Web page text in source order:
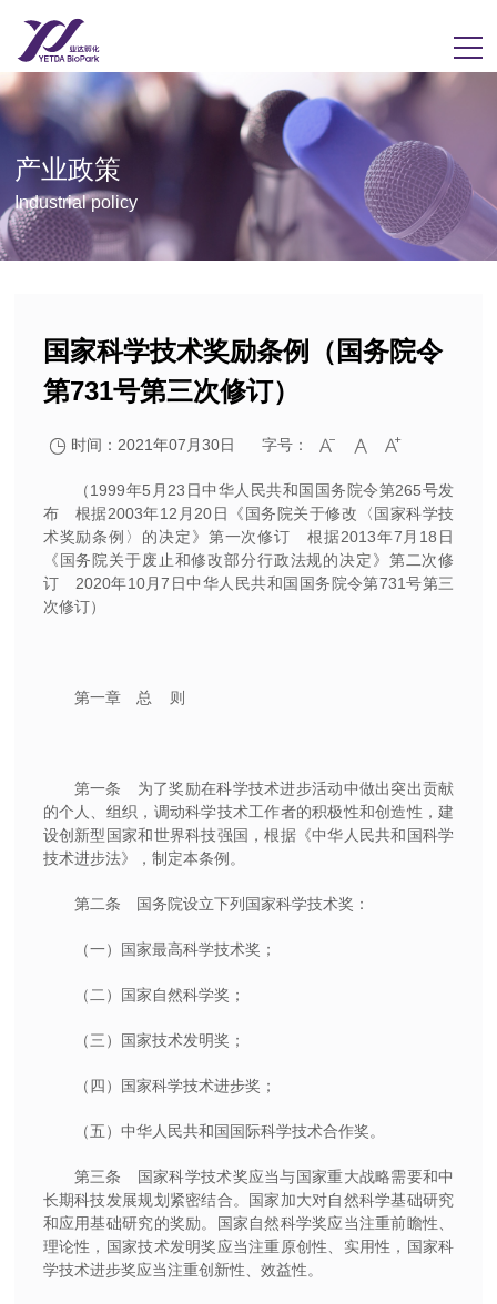
产业政策
Industrial policy
国家科学技术奖励条例（国务院令
第731号第三次修订）
 时间：2021年07月30日 字号：   
（1999年5月23日中华人民共和国国务院令第265号发
布 根据2003年12月20日《国务院关于修改〈国家科学技
术奖励条例〉的决定》第一次修订 根据2013年7月18日
《国务院关于废止和修改部分行政法规的决定》第二次修
订 2020年10月7日中华人民共和国国务院令第731号第三
次修订）
第一章 总 则
第一条 为了奖励在科学技术进步活动中做出突出贡献
的个人、组织，调动科学技术工作者的积极性和创造性，建
设创新型国家和世界科技强国，根据《中华人民共和国科学
技术进步法》，制定本条例。
第二条 国务院设立下列国家科学技术奖：
（一）国家最高科学技术奖；
（二）国家自然科学奖；
（三）国家技术发明奖；
（四）国家科学技术进步奖；
（五）中华人民共和国国际科学技术合作奖。
第三条 国家科学技术奖应当与国家重大战略需要和中
长期科技发展规划紧密结合。国家加大对自然科学基础研究
和应用基础研究的奖励。国家自然科学奖应当注重前瞻性、
理论性，国家技术发明奖应当注重原创性、实用性，国家科
学技术进步奖应当注重创新性、效益性。